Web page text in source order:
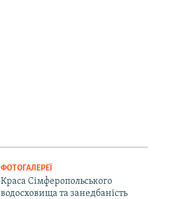
ФОТОГАЛЕРЕЇ
Краса Сімферопольського
водосховища та занедбаність